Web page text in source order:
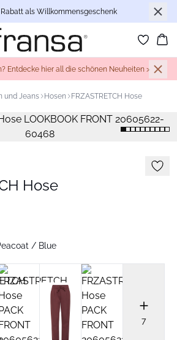
Rabatt als Willkommensgeschenk
Entdecke hier all die schönen Neuheiten >
und Jeans Hosen FRZASTRETCH Hose
Hose
/ Blue
7